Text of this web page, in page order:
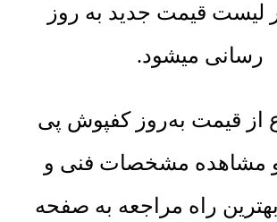
لیست قیمت جدید به روز
رسانی میشود.
از قیمت به‌روز کفپوش پی
مشاهده مشخصات فنی و
راه مراجعه به صفحه